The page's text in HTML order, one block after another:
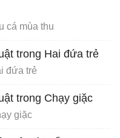
cá mùa thu
trong Hai đứa trẻ
đứa trẻ
trong Chạy giặc
giặc